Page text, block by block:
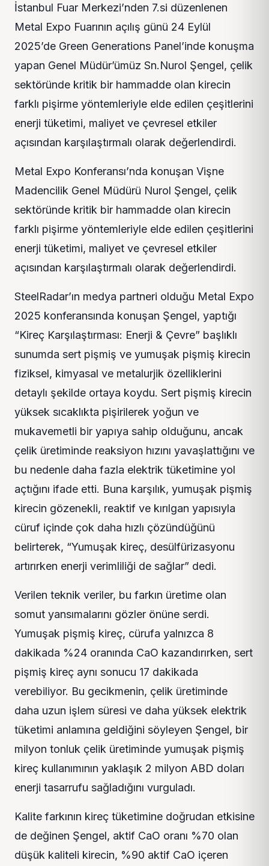
İstanbul Fuar Merkezi’nden 7.si düzenlenen
Metal Expo Fuarının açılış günü 24 Eylül
2025’de Green Generations Panel’inde konuşma
yapan Genel Müdür’ümüz Sn.Nurol Şengel, çelik
sektöründe kritik bir hammadde olan kirecin
farklı pişirme yöntemleriyle elde edilen çeşitlerini
enerji tüketimi, maliyet ve çevresel etkiler
açısından karşılaştırmalı olarak değerlendirdi.
Metal Expo Konferansı’nda konuşan Vişne
Madencilik Genel Müdürü Nurol Şengel, çelik
sektöründe kritik bir hammadde olan kirecin
farklı pişirme yöntemleriyle elde edilen çeşitlerini
enerji tüketimi, maliyet ve çevresel etkiler
açısından karşılaştırmalı olarak değerlendirdi.
SteelRadar’ın medya partneri olduğu Metal Expo
2025 konferansında konuşan Şengel, yaptığı
“Kireç Karşılaştırması: Enerji & Çevre” başlıklı
sunumda sert pişmiş ve yumuşak pişmiş kirecin
fiziksel, kimyasal ve metalurjik özelliklerini
detaylı şekilde ortaya koydu. Sert pişmiş kirecin
yüksek sıcaklıkta pişirilerek yoğun ve
mukavemetli bir yapıya sahip olduğunu, ancak
çelik üretiminde reaksiyon hızını yavaşlattığını ve
bu nedenle daha fazla elektrik tüketimine yol
açtığını ifade etti. Buna karşılık, yumuşak pişmiş
kirecin gözenekli, reaktif ve kırılgan yapısıyla
cüruf içinde çok daha hızlı çözündüğünü
belirterek, “Yumuşak kireç, desülfürizasyonu
artırırken enerji verimliliği de sağlar” dedi.
Verilen teknik veriler, bu farkın üretime olan
somut yansımalarını gözler önüne serdi.
Yumuşak pişmiş kireç, cürufa yalnızca 8
dakikada %24 oranında CaO kazandırırken, sert
pişmiş kireç aynı sonucu 17 dakikada
verebiliyor. Bu gecikmenin, çelik üretiminde
daha uzun işlem süresi ve daha yüksek elektrik
tüketimi anlamına geldiğini söyleyen Şengel, bir
milyon tonluk çelik üretiminde yumuşak pişmiş
kireç kullanımının yaklaşık 2 milyon ABD doları
enerji tasarrufu sağladığını vurguladı.
Kalite farkının kireç tüketimine doğrudan etkisine
de değinen Şengel, aktif CaO oranı %70 olan
düşük kaliteli kirecin, %90 aktif CaO içeren